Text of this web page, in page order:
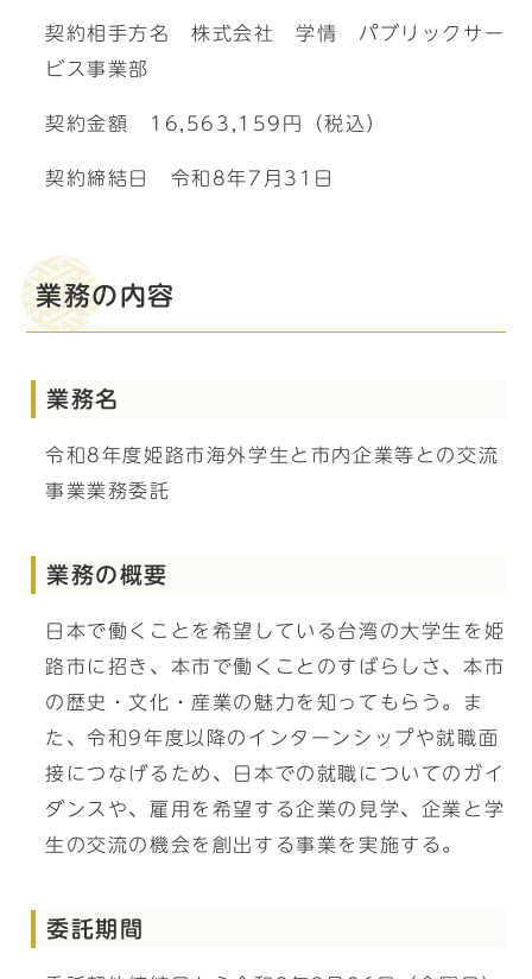
契約相手方名 株式会社 学情 パブリックサー
ビス事業部
契約金額 16,563,159円（税込）
契約締結日 令和8年7月31日
業務の内容
業務名
令和8年度姫路市海外学生と市内企業等との交流
事業業務委託
業務の概要
日本で働くことを希望している台湾の大学生を姫
路市に招き、本市で働くことのすばらしさ、本市
の歴史・文化・産業の魅力を知ってもらう。ま
た、令和9年度以降のインターンシップや就職面
接につなげるため、日本での就職についてのガイ
ダンスや、雇用を希望する企業の見学、企業と学
生の交流の機会を創出する事業を実施する。
委託期間